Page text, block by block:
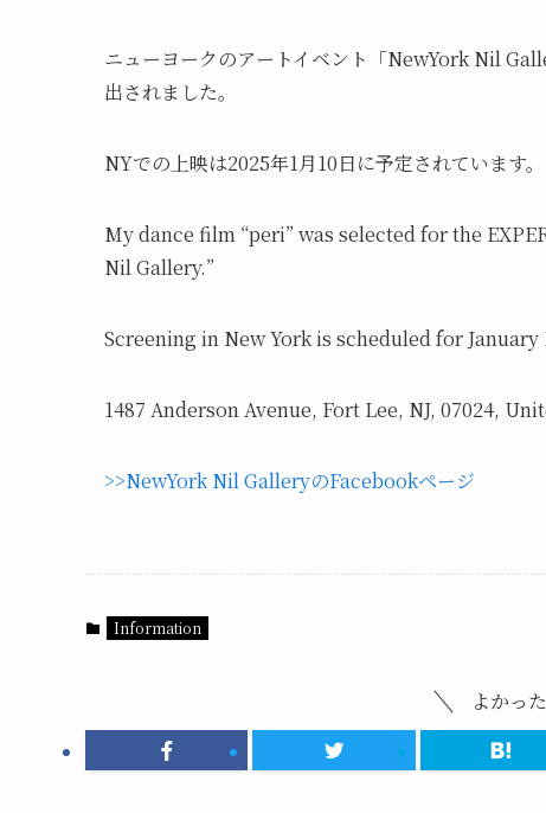
ニューヨークのアートイベント「NewYork Nil
出されました。
NYでの上映は2025年1月10日に予定されています。
My dance film “peri” was selected for the
Nil Gallery.”
Screening in New York is scheduled for January
1487 Anderson Avenue, Fort Lee, NJ, 07024,
>>NewYork Nil GalleryのFacebookページ
Information
よかっ